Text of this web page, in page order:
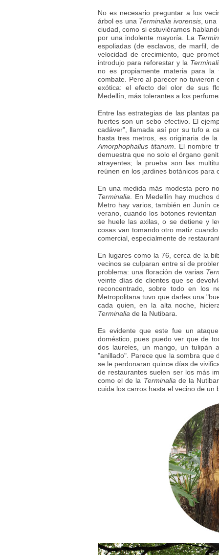
No es necesario preguntar a los
árbol es una Terminalia ivorensis, una
ciudad, como si estuviéramos
por una indolente mayoría. La
espoliadas (de esclavos, de marfil,
velocidad de crecimiento, que
introdujo para reforestar y la
no es propiamente materia para
combate. Pero al parecer no tuvieron
exótica: el efecto del olor de sus
Medellín, más tolerantes a los
Entre las estrategias de las plantas
fuertes son un sebo efectivo. El
cadáver", llamada así por su tufo a
hasta tres metros, es originaria de
Amorphophallus titanum . El nombre
demuestra que no solo el órgano
atrayentes; la prueba son las
reúnen en los jardines botánicos para
En una medida más modesta pero
Terminalia . En Medellín hay muchos
Metro hay varios, también en Junín
verano, cuando los botones
se huele las axilas, o se detiene y
cosas van tomando otro matiz
comercial, especialmente de
En lugares como la 76, cerca de la
vecinos se culparan entre sí de
problema: una floración de varias
veinte días de clientes que se
reconcentrado, sobre todo en los
Metropolitana tuvo que darles una
cada quien, en la alta noche,
Terminalia de la Nutibara.
Es evidente que este fue un
doméstico, pues puedo ver que de
dos laureles, un mango, un tulipán
"anillado". Parece que la sombra que
se le perdonaran quince días de
de restaurantes suelen ser los más
como el de la Terminalia de la
cuida los carros hasta el vecino de un